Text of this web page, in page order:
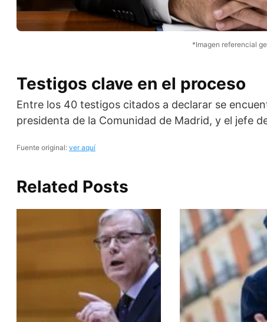
*Imagen referencial
Testigos clave en el proceso
Entre los 40 testigos citados a declarar se
presidenta de la Comunidad de Madrid, y el jefe
Fuente original: ver aquí
Related Posts